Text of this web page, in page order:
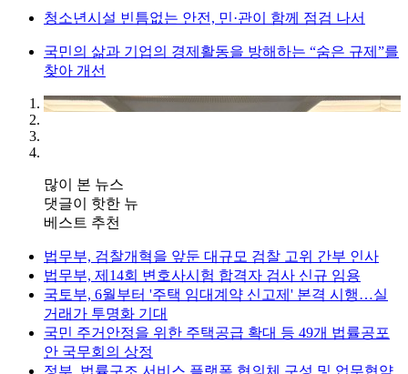
청소년시설 빈틈없는 안전, 민·관이 함께 점검 나서
국민의 삶과 기업의 경제활동을 방해하는 “숨은 규제”를
찾아 개선
많이 본 뉴스
댓글이 핫한 뉴
베스트 추천
법무부, 검찰개혁을 앞둔 대규모 검찰 고위 간부 인사
법무부, 제14회 변호사시험 합격자 검사 신규 임용
국토부, 6월부터 '주택 임대계약 신고제' 본격 시행…실
거래가 투명화 기대
국민 주거안정을 위한 주택공급 확대 등 49개 법률공포
안 국무회의 상정
정부, 법률구조 서비스 플랫폼 협의체 구성 및 업무협약